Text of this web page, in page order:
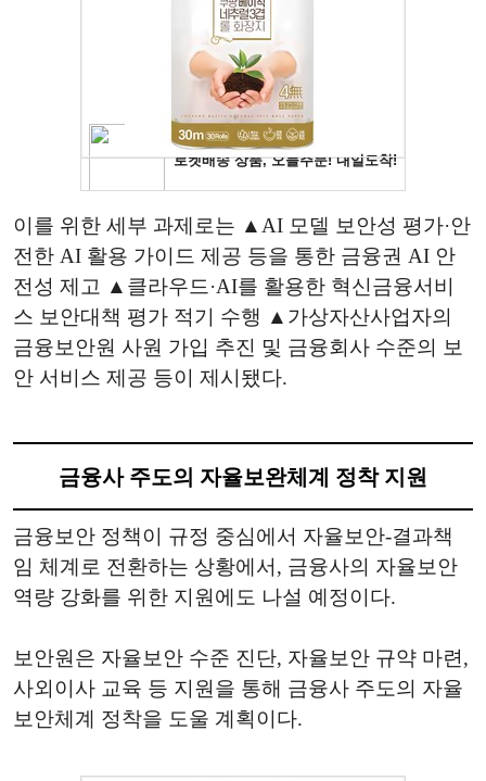
이를 위한 세부 과제로는 ▲AI 모델 보안성 평가·안
전한 AI 활용 가이드 제공 등을 통한 금융권 AI 안
전성 제고 ▲클라우드·AI를 활용한 혁신금융서비
스 보안대책 평가 적기 수행 ▲가상자산사업자의
금융보안원 사원 가입 추진 및 금융회사 수준의 보
안 서비스 제공 등이 제시됐다.
금융사 주도의 자율보완체계 정착 지원
금융보안 정책이 규정 중심에서 자율보안-결과책
임 체계로 전환하는 상황에서, 금융사의 자율보안
역량 강화를 위한 지원에도 나설 예정이다.
보안원은 자율보안 수준 진단, 자율보안 규약 마련,
사외이사 교육 등 지원을 통해 금융사 주도의 자율
보안체계 정착을 도울 계획이다.